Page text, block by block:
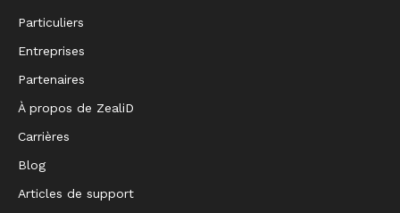
Particuliers
Entreprises
Partenaires
À propos de ZealiD
Carrières
Blog
Articles de support